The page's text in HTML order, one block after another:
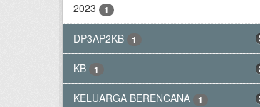
2023
1
DP3AP2KB 1
KB 1
KELUARGA BERENCANA 1